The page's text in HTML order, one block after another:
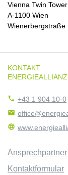
Vienna Twin Tower
A-1100 Wien
Wienerbergstraße
KONTAKT
 +43 1 904 10-0


Kontaktformular